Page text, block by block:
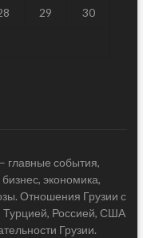
29 30
главные события,
экономика,
Отношения Грузии с
Россией, США
Грузии.